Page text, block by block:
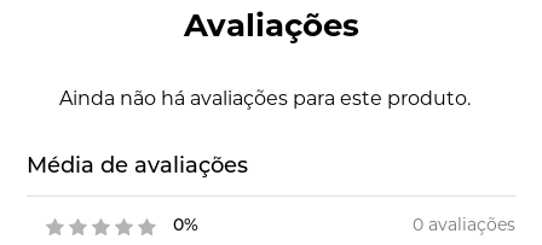
Avaliações
Ainda não há avaliações para este produto.
Média de avaliações
0% 0 avaliações